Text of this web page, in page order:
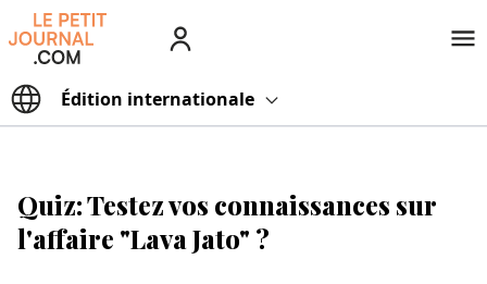
Édition internationale
Quiz: Testez vos connaissances sur
l'affaire "Lava Jato" ?